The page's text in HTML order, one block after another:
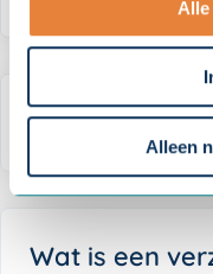
- Lees hier onze
Om uw
Alleen
Wat is een
Wat is een